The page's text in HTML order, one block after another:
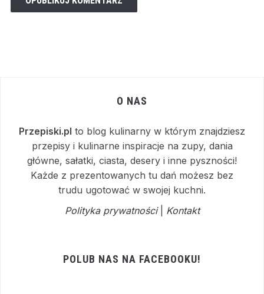
O NAS
Przepiski.pl to blog kulinarny w którym znajdziesz
przepisy i kulinarne inspiracje na zupy, dania
główne, sałatki, ciasta, desery i inne pyszności!
Każde z prezentowanych tu dań możesz bez
trudu ugotować w swojej kuchni.
Polityka prywatności| Kontakt
POLUB NAS NA FACEBOOKU!